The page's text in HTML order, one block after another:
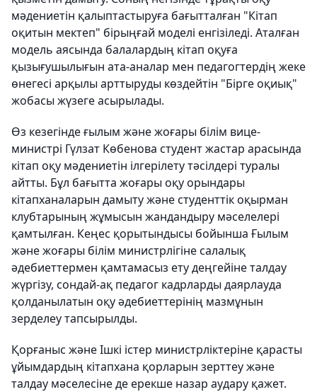
мәдениетін қалыптастыруға бағытталған "Кітап
оқитын мектеп" бірыңғай моделі енгізіледі. Аталған
модель аясында балалардың кітап оқуға
қызығушылығын ата-аналар мен педагогтердің жеке
өнегесі арқылы арттыруды көздейтін "Бірге оқиық"
жобасы жүзеге асырылады.
Өз кезегінде ғылым және жоғары білім вице-
министрі Гүлзат Көбенова студент жастар арасында
кітап оқу мәдениетін ілгерілету тәсілдері туралы
айтты. Бұл бағытта жоғары оқу орындары
кітапханаларын дамыту және студенттік оқырман
клубтарының жұмысын жандандыру мәселелері
қамтылған. Кеңес қорытындысы бойынша Ғылым
және жоғары білім министрлігіне салалық
әдебиеттермен қамтамасыз ету деңгейіне талдау
жүргізу, сондай-ақ педагог кадрларды даярлауда
қолданылатын оқу әдебиеттерінің мазмұнын
зерделеу тапсырылды.
Қорғаныс және Ішкі істер министрліктеріне қарасты
ұйымдардың кітапхана қорларын зерттеу және
талдау мәселесіне де ерекше назар аудару қажет.